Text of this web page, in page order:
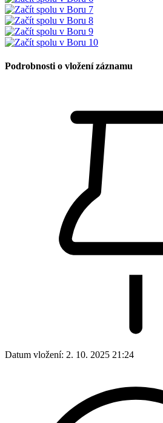
Podrobnosti o vložení záznamu
Datum vložení: 2. 10. 2025 21:24